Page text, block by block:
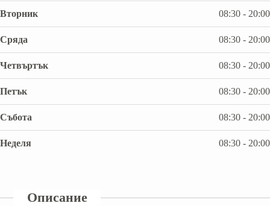
Вторник 08:30 - 20:00
Сряда 08:30 - 20:00
Четвъртък 08:30 - 20:00
Петък 08:30 - 20:00
Събота 08:30 - 20:00
Неделя 08:30 - 20:00
Описание